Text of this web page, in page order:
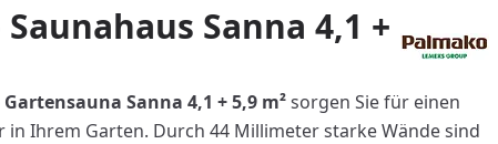
Sanna 4,1 +
Sanna 4,1 + 5,9 m²sorgen Sie für einen
in Ihrem Garten. Durch 44 Millimeter starke Wände sind